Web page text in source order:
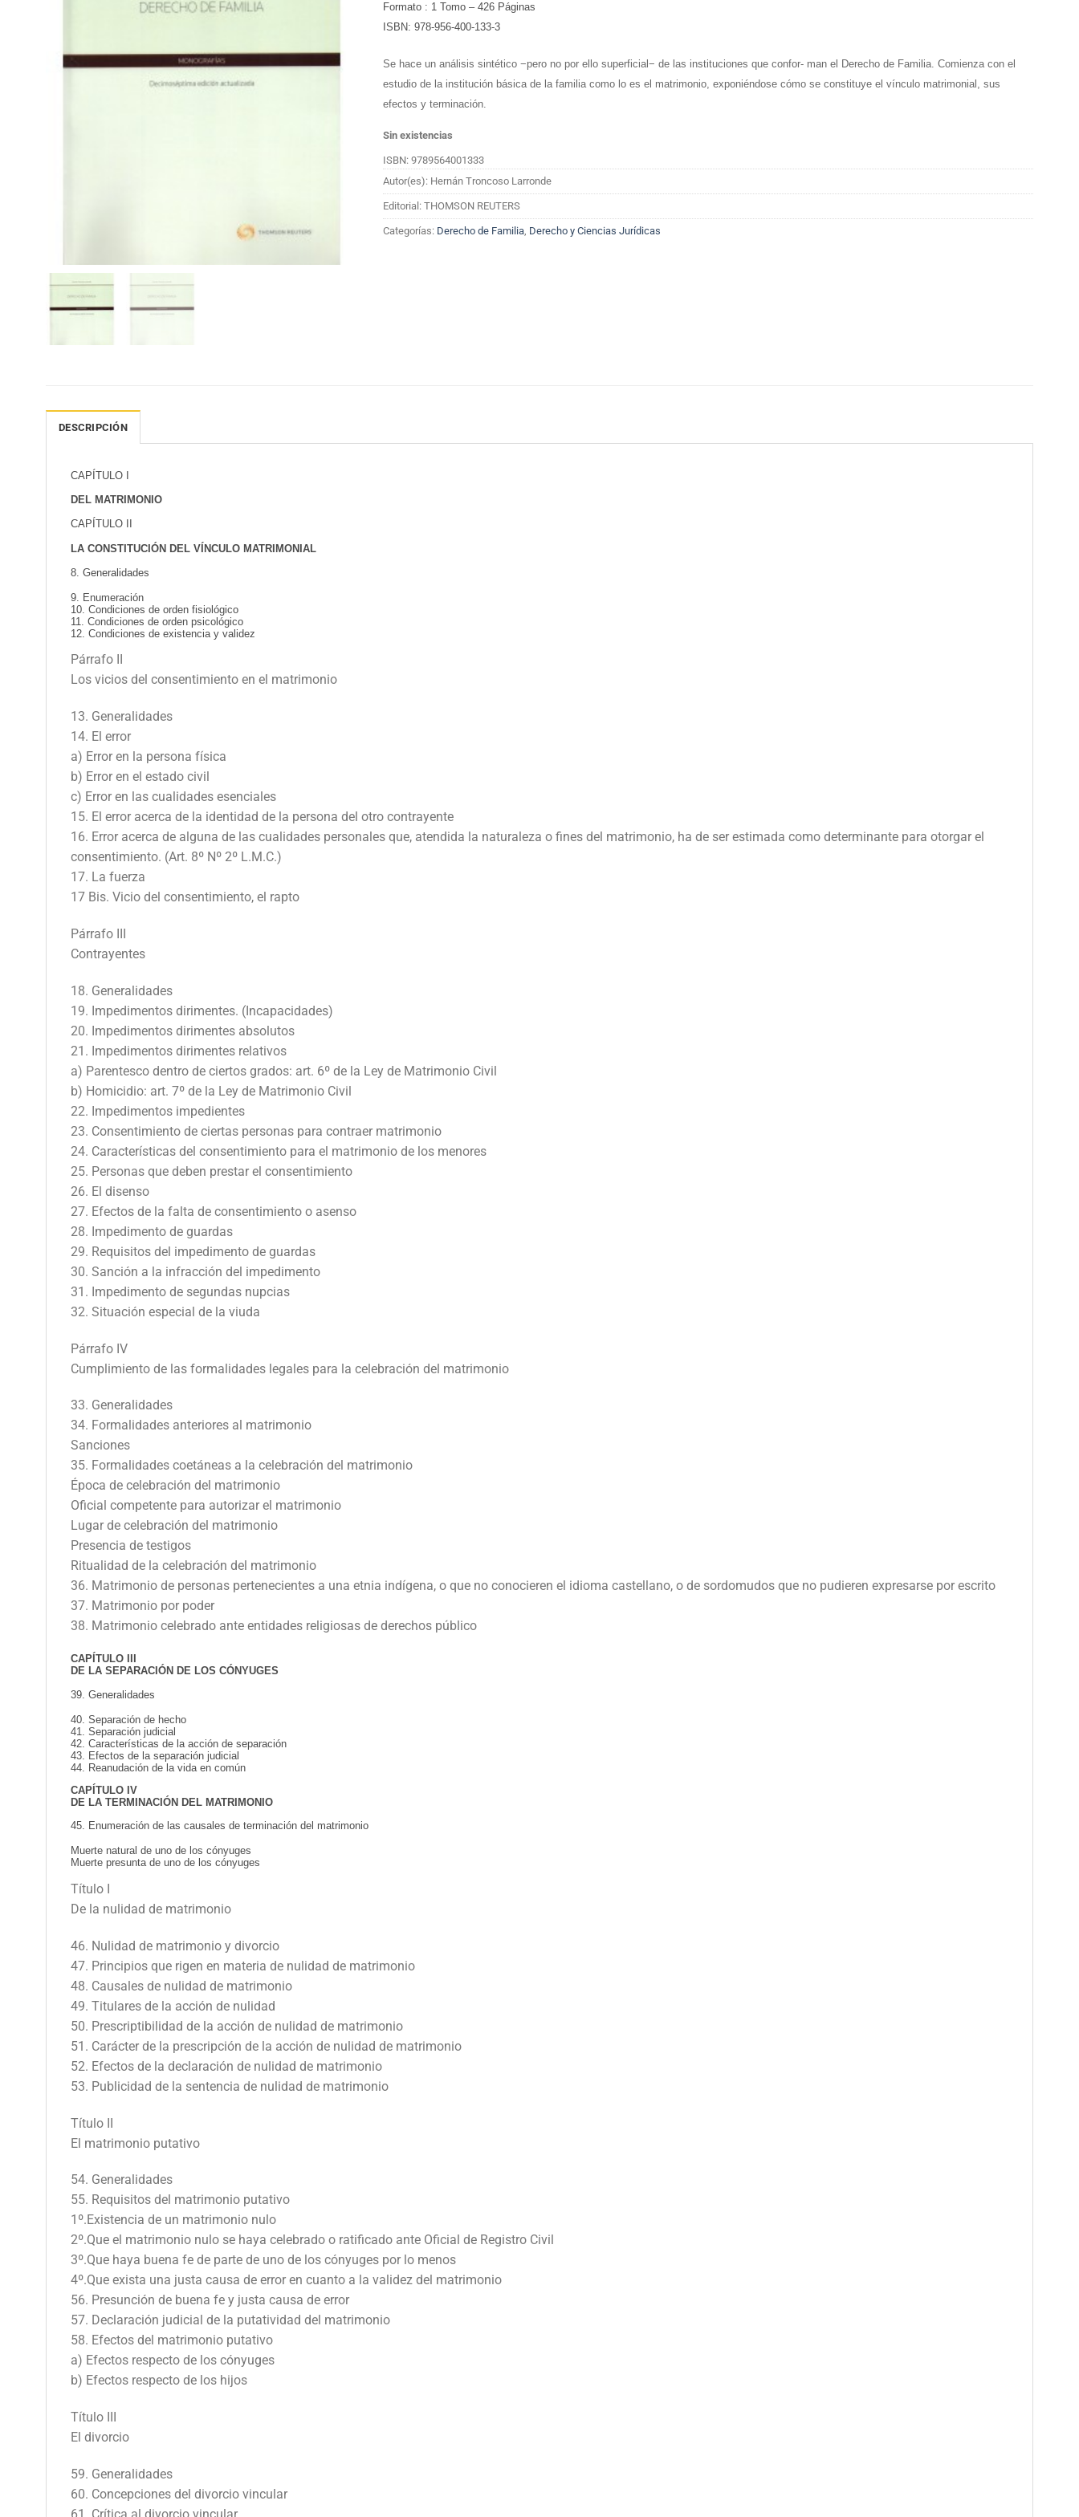
Formato : 1 Tomo – 426 Páginas
ISBN: 978-956-400-133-3
Se hace un análisis sintético −pero no por ello superficial− de las instituciones que confor- man el Derecho de Familia. Comienza con el
estudio de la institución básica de la familia como lo es el matrimonio, exponiéndose cómo se constituye el vínculo matrimonial, sus
efectos y terminación.
Sin existencias
ISBN: 9789564001333
Autor(es): Hernán Troncoso Larronde
Editorial: THOMSON REUTERS
Categorías: Derecho de Familia, Derecho y Ciencias Jurídicas
DESCRIPCIÓN
CAPÍTULO I
DEL MATRIMONIO
CAPÍTULO II
LA CONSTITUCIÓN DEL VÍNCULO MATRIMONIAL
8. Generalidades
9. Enumeración
10. Condiciones de orden fisiológico
11. Condiciones de orden psicológico
12. Condiciones de existencia y validez
Párrafo II
Los vicios del consentimiento en el matrimonio
13. Generalidades
14. El error
a) Error en la persona física
b) Error en el estado civil
c) Error en las cualidades esenciales
15. El error acerca de la identidad de la persona del otro contrayente
16. Error acerca de alguna de las cualidades personales que, atendida la naturaleza o fines del matrimonio, ha de ser estimada como determinante para otorgar el
consentimiento. (Art. 8º Nº 2º L.M.C.)
17. La fuerza
17 Bis. Vicio del consentimiento, el rapto
Párrafo III
Contrayentes
18. Generalidades
19. Impedimentos dirimentes. (Incapacidades)
20. Impedimentos dirimentes absolutos
21. Impedimentos dirimentes relativos
a) Parentesco dentro de ciertos grados: art. 6º de la Ley de Matrimonio Civil
b) Homicidio: art. 7º de la Ley de Matrimonio Civil
22. Impedimentos impedientes
23. Consentimiento de ciertas personas para contraer matrimonio
24. Características del consentimiento para el matrimonio de los menores
25. Personas que deben prestar el consentimiento
26. El disenso
27. Efectos de la falta de consentimiento o asenso
28. Impedimento de guardas
29. Requisitos del impedimento de guardas
30. Sanción a la infracción del impedimento
31. Impedimento de segundas nupcias
32. Situación especial de la viuda
Párrafo IV
Cumplimiento de las formalidades legales para la celebración del matrimonio
33. Generalidades
34. Formalidades anteriores al matrimonio
Sanciones
35. Formalidades coetáneas a la celebración del matrimonio
Época de celebración del matrimonio
Oficial competente para autorizar el matrimonio
Lugar de celebración del matrimonio
Presencia de testigos
Ritualidad de la celebración del matrimonio
36. Matrimonio de personas pertenecientes a una etnia indígena, o que no conocieren el idioma castellano, o de sordomudos que no pudieren expresarse por escrito
37. Matrimonio por poder
38. Matrimonio celebrado ante entidades religiosas de derechos público
CAPÍTULO III
DE LA SEPARACIÓN DE LOS CÓNYUGES
39. Generalidades
40. Separación de hecho
41. Separación judicial
42. Características de la acción de separación
43. Efectos de la separación judicial
44. Reanudación de la vida en común
CAPÍTULO IV
DE LA TERMINACIÓN DEL MATRIMONIO
45. Enumeración de las causales de terminación del matrimonio
Muerte natural de uno de los cónyuges
Muerte presunta de uno de los cónyuges
Título I
De la nulidad de matrimonio
46. Nulidad de matrimonio y divorcio
47. Principios que rigen en materia de nulidad de matrimonio
48. Causales de nulidad de matrimonio
49. Titulares de la acción de nulidad
50. Prescriptibilidad de la acción de nulidad de matrimonio
51. Carácter de la prescripción de la acción de nulidad de matrimonio
52. Efectos de la declaración de nulidad de matrimonio
53. Publicidad de la sentencia de nulidad de matrimonio
Título II
El matrimonio putativo
54. Generalidades
55. Requisitos del matrimonio putativo
1º.Existencia de un matrimonio nulo
2º.Que el matrimonio nulo se haya celebrado o ratificado ante Oficial de Registro Civil
3º.Que haya buena fe de parte de uno de los cónyuges por lo menos
4º.Que exista una justa causa de error en cuanto a la validez del matrimonio
56. Presunción de buena fe y justa causa de error
57. Declaración judicial de la putatividad del matrimonio
58. Efectos del matrimonio putativo
a) Efectos respecto de los cónyuges
b) Efectos respecto de los hijos
Título III
El divorcio
59. Generalidades
60. Concepciones del divorcio vincular